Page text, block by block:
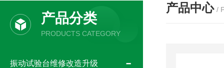
产品分类
PRODUCTS CATEGORY
振动试验台维修改造升级
产品中心 /